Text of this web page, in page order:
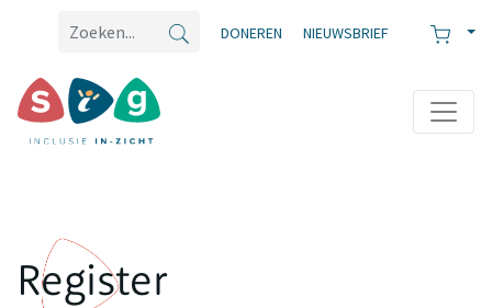
DONEREN NIEUWSBRIEF
Register